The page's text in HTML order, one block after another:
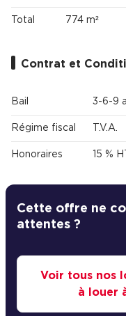
Total 774 m²
Contrat et
Bail 3-6-9
Régime fiscal T.V.A.
Honoraires 15 %
Cette offre ne
attentes ?
Voir tous nos
à louer